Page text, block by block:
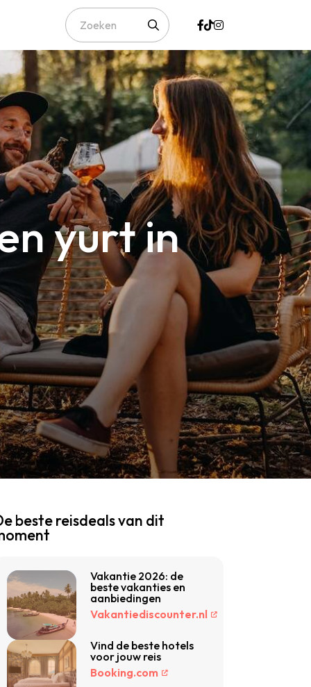
yurt in
beste reisdeals van dit
Vakantie 2026: de
beste vakanties en
aanbiedingen
Vakantiediscounter.nl
Vind de beste hotels
voor jouw reis
Booking.com